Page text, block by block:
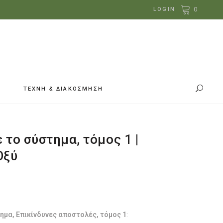
LOGIN 0
ΤΕΧΝΗ & ΔΙΑΚΟΣΜΗΣΗ
το σύστημα, τόμος 1 |
Επικίνδυνες αποστολές, τόμος 1 :